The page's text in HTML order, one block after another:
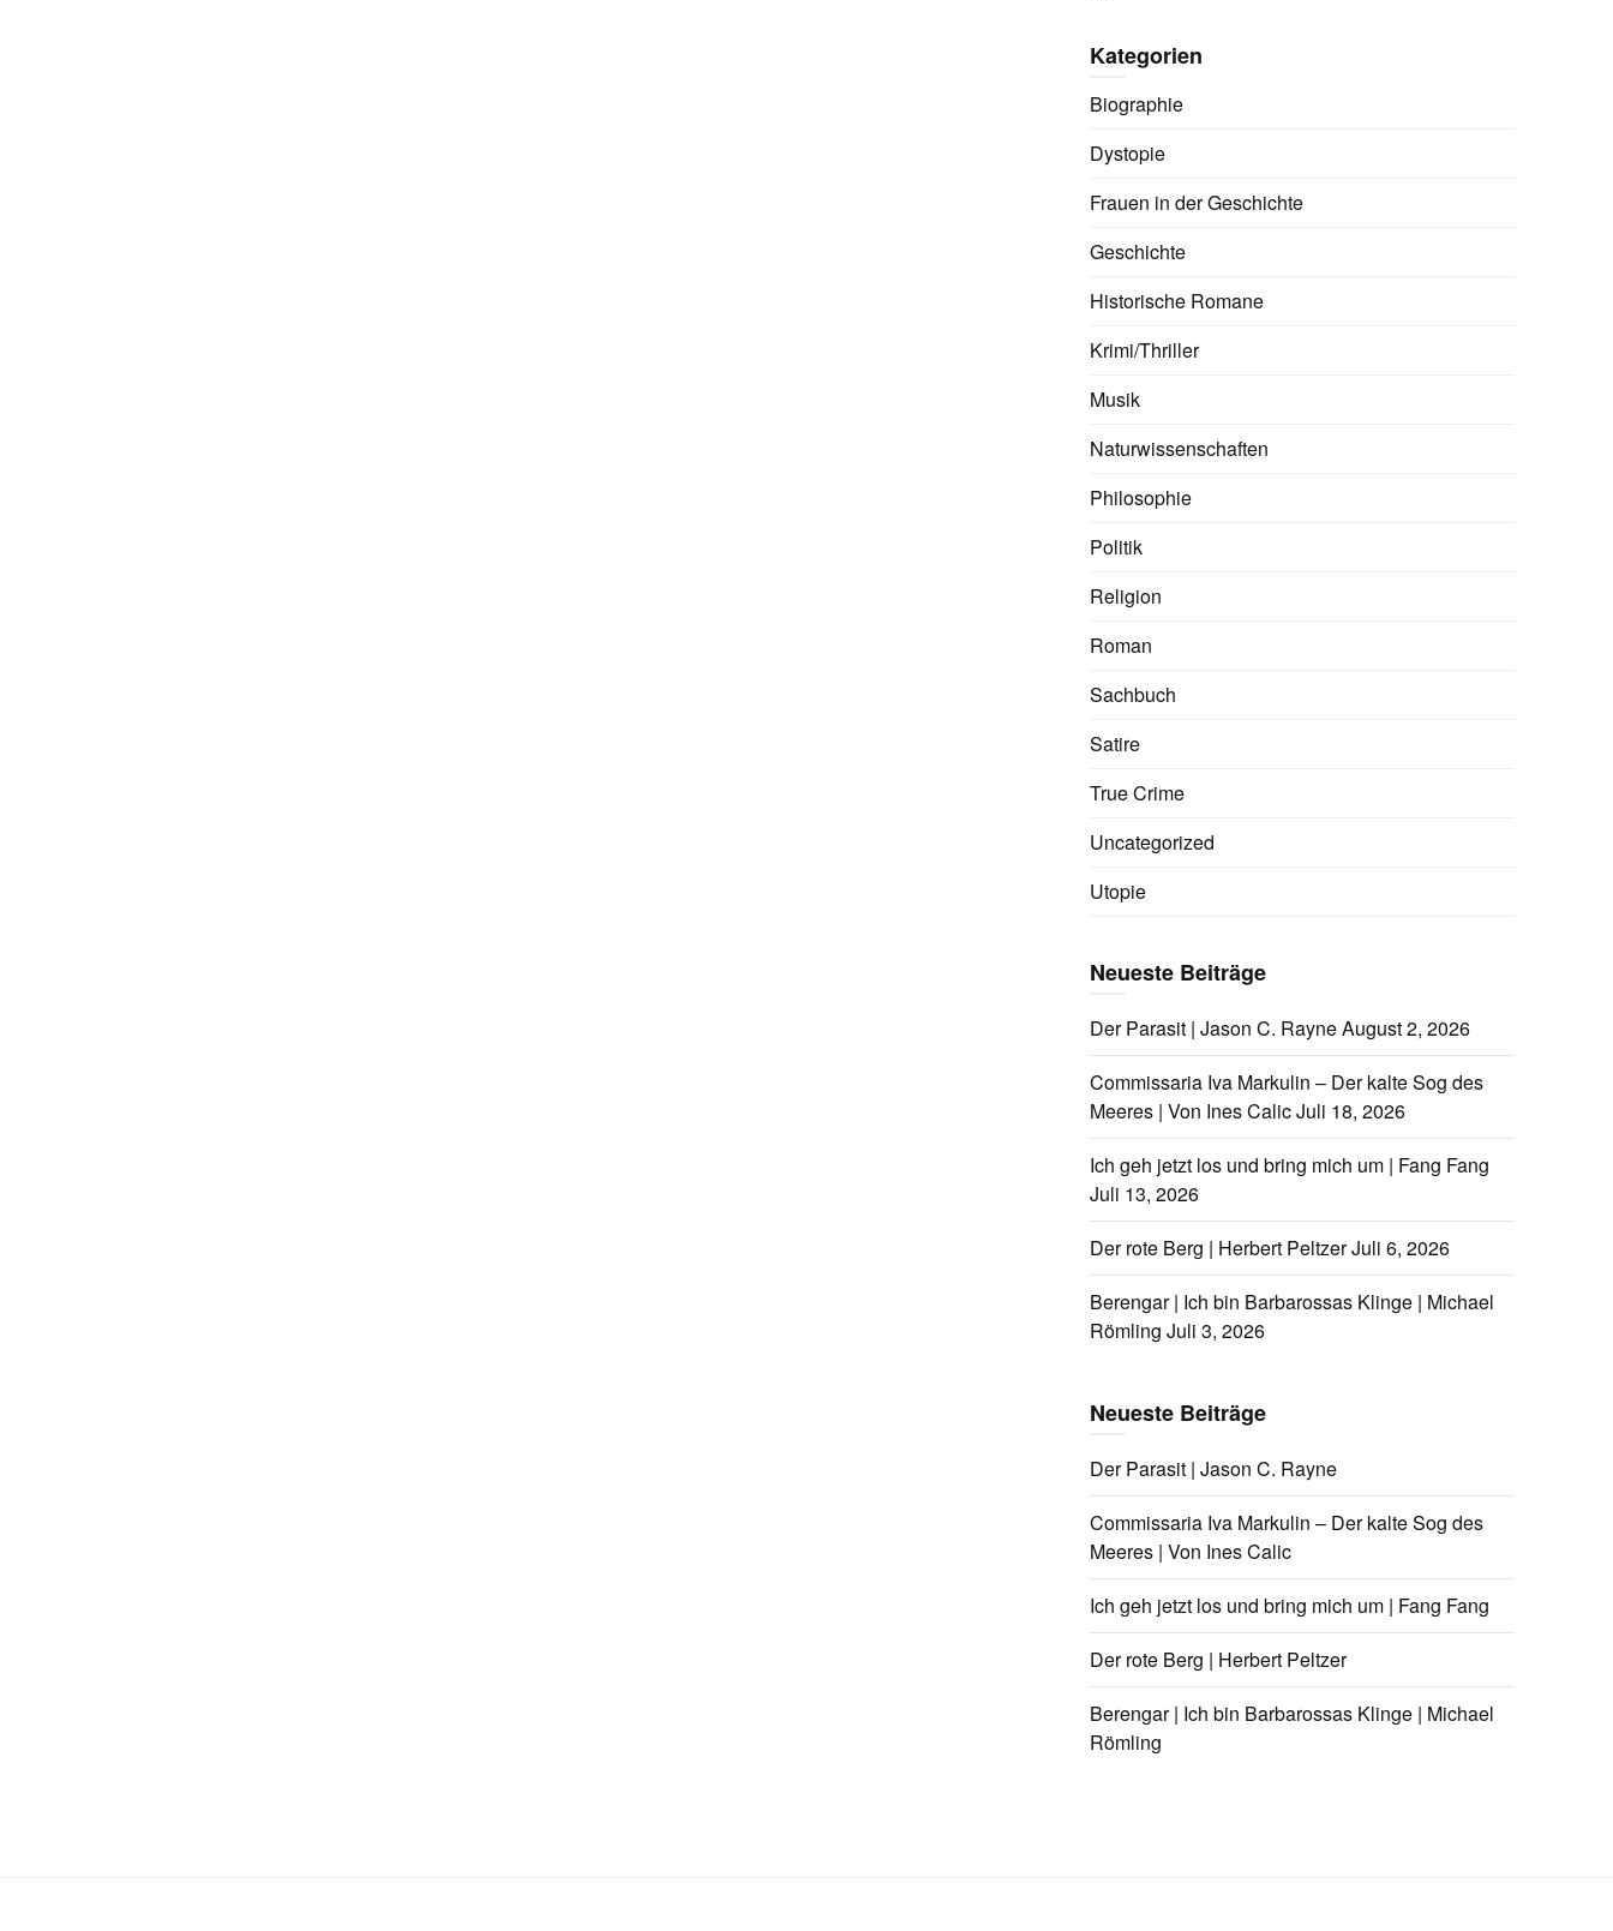
Kategorien
Biographie
Dystopie
Frauen in der Geschichte
Geschichte
Historische Romane
Krimi/Thriller
Musik
Naturwissenschaften
Philosophie
Politik
Religion
Roman
Sachbuch
Satire
True Crime
Uncategorized
Utopie
Neueste Beiträge
Der Parasit | Jason C. RayneAugust 2, 2026
Commissaria Iva Markulin – Der kalte Sog des
Meeres | Von Ines CalicJuli 18, 2026
Ich geh jetzt los und bring mich um | Fang Fang
Juli 13, 2026
Der rote Berg | Herbert PeltzerJuli 6, 2026
Berengar | Ich bin Barbarossas Klinge | Michael
Römling Juli 3, 2026
Neueste Beiträge
Der Parasit | Jason C. Rayne
Commissaria Iva Markulin – Der kalte Sog des
Meeres | Von Ines Calic
Ich geh jetzt los und bring mich um | Fang Fang
Der rote Berg | Herbert Peltzer
Berengar | Ich bin Barbarossas Klinge | Michael
Römling